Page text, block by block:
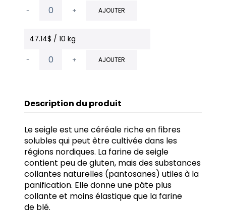
- + AJOUTER
47.14$ / 10 kg
- + AJOUTER
Description du produit
Le seigle est une céréale riche en fibres
solubles qui peut être cultivée dans les
régions nordiques. La farine de seigle
contient peu de gluten, mais des substances
collantes naturelles (pantosanes) utiles à la
panification. Elle donne une pâte plus
collante et moins élastique que la farine
de blé.